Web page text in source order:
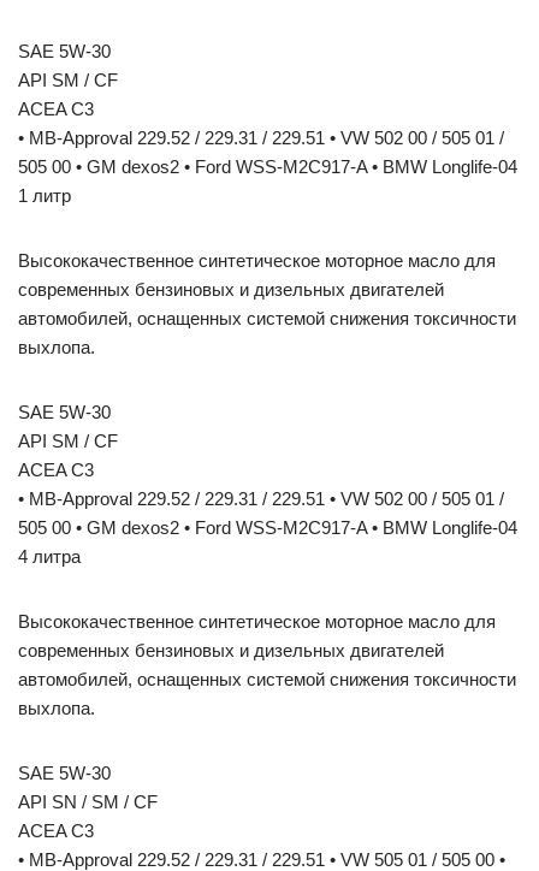
SAE 5W-30
API SM / CF
ACEA C3
• MB-Approval 229.52 / 229.31 / 229.51 • VW 502 00 / 505 01 /
505 00 • GM dexos2 • Ford WSS-M2C917-A • BMW Longlife-04
1 литр
Высококачественное синтетическое моторное масло для
современных бензиновых и дизельных двигателей
автомобилей, оснащенных системой снижения токсичности
выхлопа.
SAE 5W-30
API SM / CF
ACEA C3
• MB-Approval 229.52 / 229.31 / 229.51 • VW 502 00 / 505 01 /
505 00 • GM dexos2 • Ford WSS-M2C917-A • BMW Longlife-04
4 литра
Высококачественное синтетическое моторное масло для
современных бензиновых и дизельных двигателей
автомобилей, оснащенных системой снижения токсичности
выхлопа.
SAE 5W-30
API SN / SM / CF
ACEA C3
• MB-Approval 229.52 / 229.31 / 229.51 • VW 505 01 / 505 00 •